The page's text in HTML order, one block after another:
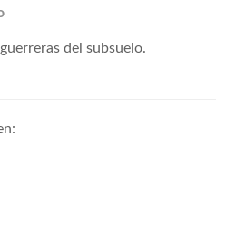
del subsuelo.